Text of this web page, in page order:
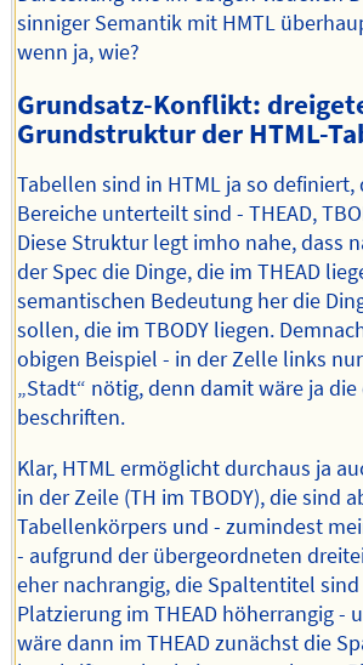
sinniger Semantik mit HMTL
wenn ja, wie?
Grundsatz-Konflikt:
Grundstruktur der HTML-
Tabellen sind in HTML ja so definiert,
Bereiche unterteilt sind - THEAD,
Diese Struktur legt imho nahe, dass
der Spec die Dinge, die im THEAD
semantischen Bedeutung her die
sollen, die im TBODY liegen.
obigen Beispiel - in der Zelle links
„Stadt“ nötig, denn damit wäre ja
beschriften.
Klar, HTML ermöglicht durchaus ja
in der Zeile (TH im TBODY), die sind
Tabellenkörpers und - zumindest
- aufgrund der übergeordneten
eher nachrangig, die Spaltentitel
Platzierung im THEAD höherrangig -
wäre dann im THEAD zunächst die